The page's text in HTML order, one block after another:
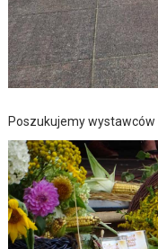
Poszukujemy